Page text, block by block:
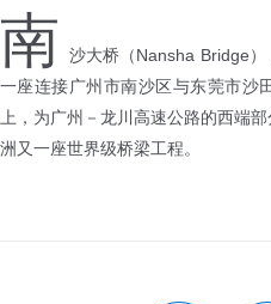
南
沙大桥（Nansha Bridge
一座连接广州市南沙区与东莞市沙
上，为广州－龙川高速公路的西端
洲又一座世界级桥梁工程。